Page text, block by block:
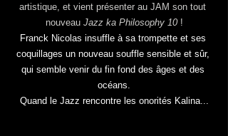
artistique, et vient présenter au JAM son tout
nouveau Jazz ka Philosophy 10 !
Franck Nicolas insuffle à sa trompette et ses
coquillages un nouveau souffle sensible et sûr,
qui semble venir du fin fond des âges et des
océans.
Quand le Jazz rencontre les onorités Kalina...